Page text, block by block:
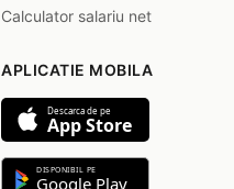
Calculator salariu net
APLICATIE MOBILA
Descarca de pe
App Store
DISPONIBIL PE
Google Play